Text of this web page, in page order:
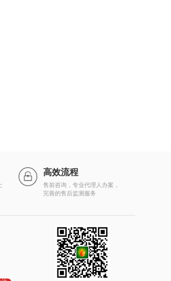
高效流程
售前咨询，专业代理人办案，
完善的售后监测服务